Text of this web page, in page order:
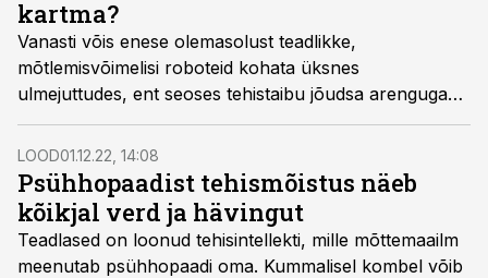
kartma?
Vanasti võis enese olemasolust teadlikke,
mõtlemisvõimelisi roboteid kohata üksnes
ulmejuttudes, ent seoses tehistaibu jõudsa arenguga
viimasel ajal hakkavad mõistusega robotid jõudma
reaalsusesse, olevikku. Kuus juhtivat
robootikaettevõtet on pidanud vajalikuks inimesi
hoiatada, et nende roboteid ei tohiks kasutada teistele
kahju tekitamiseks. Miks on see hoiatus üldse tarvilik?
Kas me peaksime roboteid kartma?
LOOD01.12.22, 14:08
Psühhopaadist tehismõistus näeb
kõikjal verd ja hävingut
Teadlased on loonud tehisintellekti, mille mõttemaailm
meenutab psühhopaadi oma. Kummalisel kombel võib